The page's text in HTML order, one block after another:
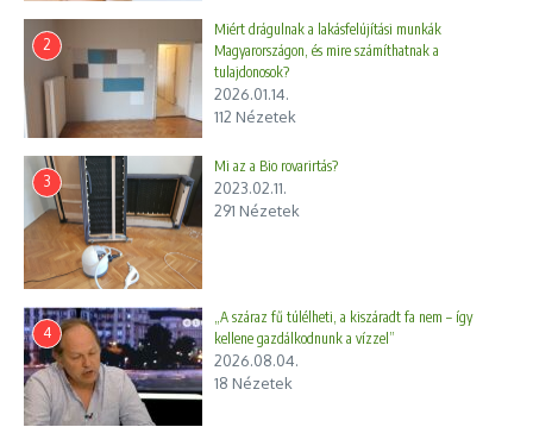
2
Miért drágulnak a lakásfelújítási munkák
Magyarországon, és mire számíthatnak a
tulajdonosok?
2026.01.14.
112 Nézetek
3
Mi az a Bio rovarirtás?
2023.02.11.
291 Nézetek
4
„A száraz fű túlélheti, a kiszáradt fa nem – így
kellene gazdálkodnunk a vízzel”
2026.08.04.
18 Nézetek